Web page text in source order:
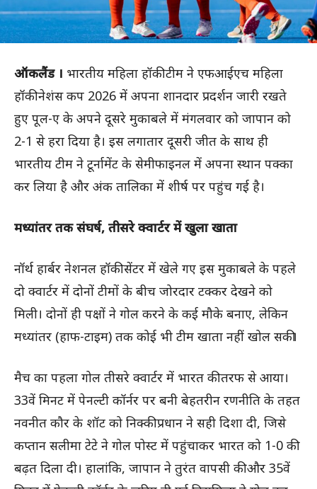
ऑकलैंड । भारतीय महिला हॉकी टीम ने एफआईएच महिला
हॉकी नेशंस कप 2026 में अपना शानदार प्रदर्शन जारी रखते
हुए पूल-ए के अपने दूसरे मुकाबले में मंगलवार को जापान को
2-1 से हरा दिया है। इस लगातार दूसरी जीत के साथ ही
भारतीय टीम ने टूर्नामेंट के सेमीफाइनल में अपना स्थान पक्का
कर लिया है और अंक तालिका में शीर्ष पर पहुंच गई है।
मध्यांतर तक संघर्ष, तीसरे क्वार्टर में खुला खाता
नॉर्थ हार्बर नेशनल हॉकी सेंटर में खेले गए इस मुकाबले के पहले
दो क्वार्टर में दोनों टीमों के बीच जोरदार टक्कर देखने को
मिली। दोनों ही पक्षों ने गोल करने के कई मौके बनाए, लेकिन
मध्यांतर (हाफ-टाइम) तक कोई भी टीम खाता नहीं खोल सकी।
मैच का पहला गोल तीसरे क्वार्टर में भारत की तरफ से आया।
33वें मिनट में पेनल्टी कॉर्नर पर बनी बेहतरीन रणनीति के तहत
नवनीत कौर के शॉट को निक्की प्रधान ने सही दिशा दी, जिसे
कप्तान सलीमा टेटे ने गोल पोस्ट में पहुंचाकर भारत को 1-0 की
बढ़त दिला दी। हालांकि, जापान ने तुरंत वापसी की और 35वें